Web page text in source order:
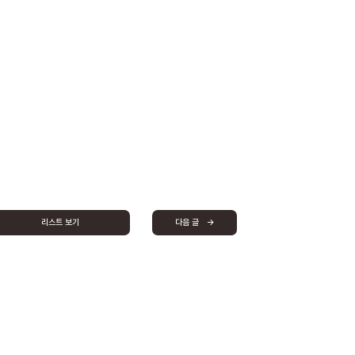
리스트 보기 다음 글 →